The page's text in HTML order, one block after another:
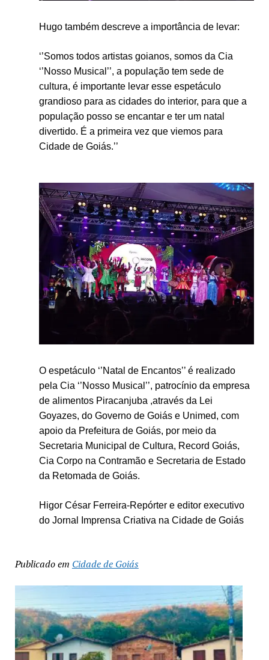
Hugo também descreve a importância de levar:
‘’Somos todos artistas goianos, somos da Cia
‘’Nosso Musical’’, a população tem sede de
cultura, é importante levar esse espetáculo
grandioso para as cidades do interior, para que a
população posso se encantar e ter um natal
divertido. É a primeira vez que viemos para
Cidade de Goiás.’’
O espetáculo ‘’Natal de Encantos’’ é realizado
pela Cia ‘’Nosso Musical’’, patrocínio da empresa
de alimentos Piracanjuba ,através da Lei
Goyazes, do Governo de Goiás e Unimed, com
apoio da Prefeitura de Goiás, por meio da
Secretaria Municipal de Cultura, Record Goiás,
Cia Corpo na Contramão e Secretaria de Estado
da Retomada de Goiás.
Higor César Ferreira-Repórter e editor executivo
do Jornal Imprensa Criativa na Cidade de Goiás
Publicado em Cidade de Goiás